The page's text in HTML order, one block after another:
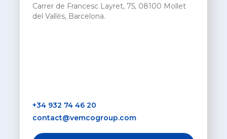
Carrer de Francesc Layret, 75, 08100 Mollet
del Vallès, Barcelona.
+34 932 74 46 20
contact@vemcogroup.com